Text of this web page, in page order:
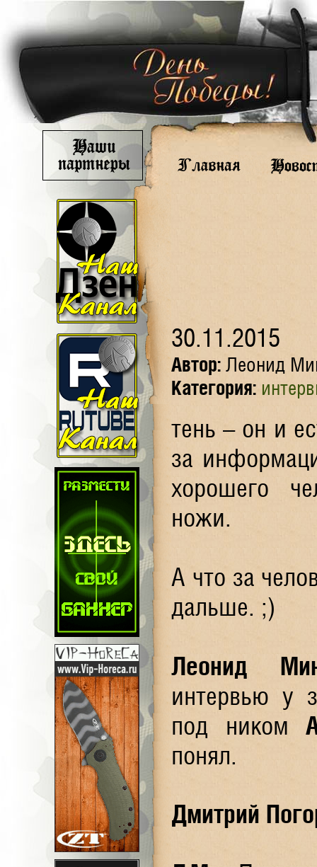
30.11.2015
Автор: Леонид
Категория:
тень – он и
за
хорошего
ножи.
А что за
дальше. ;)
Леонид
интервью у
под ником
понял.
Дмитрий